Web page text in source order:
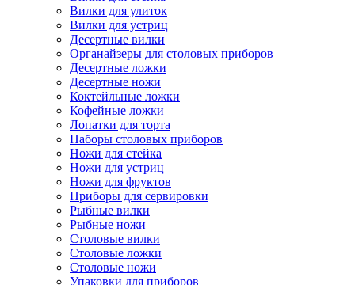
Вилки для улиток
Вилки для устриц
Десертные вилки
Органайзеры для столовых приборов
Десертные ложки
Десертные ножи
Коктейльные ложки
Кофейные ложки
Лопатки для торта
Наборы столовых приборов
Ножи для стейка
Ножи для устриц
Ножи для фруктов
Приборы для сервировки
Рыбные вилки
Рыбные ножи
Столовые вилки
Столовые ложки
Столовые ножи
Упаковки для приборов